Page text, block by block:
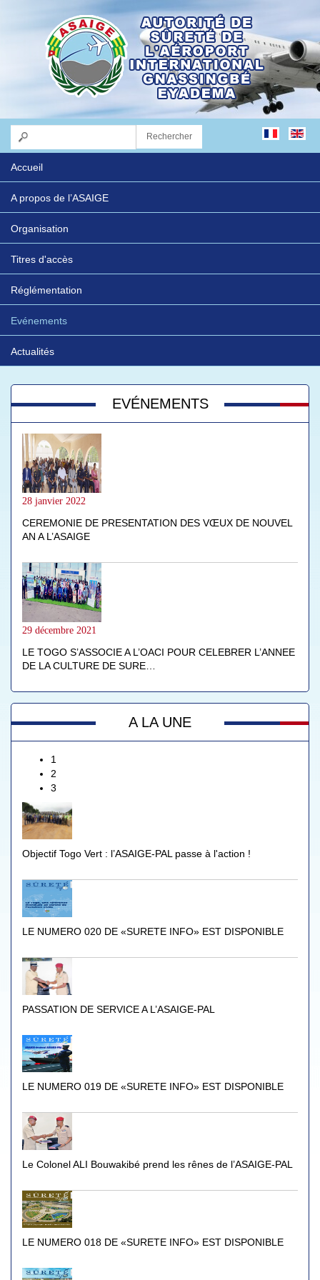
Accueil
A propos de l’ASAIGE
Organisation
Titres d'accès
Réglémentation
Evénements
Actualités
EVÉNEMENTS
28 janvier 2022
CEREMONIE DE PRESENTATION DES VŒUX DE NOUVEL
AN A L’ASAIGE
29 décembre 2021
LE TOGO S’ASSOCIE A L’OACI POUR CELEBRER L’ANNEE
DE LA CULTURE DE SURE…
A LA UNE
1
2
3
Objectif Togo Vert : l’ASAIGE-PAL passe à l'action !
LE NUMERO 020 DE «SURETE INFO» EST DISPONIBLE
PASSATION DE SERVICE A L’ASAIGE-PAL
LE NUMERO 019 DE «SURETE INFO» EST DISPONIBLE
Le Colonel ALI Bouwakibé prend les rênes de l’ASAIGE-PAL
LE NUMERO 018 DE «SURETE INFO» EST DISPONIBLE